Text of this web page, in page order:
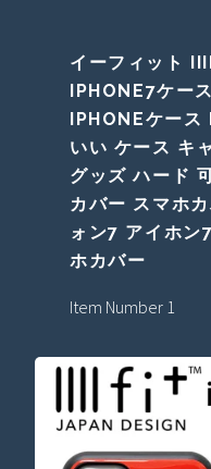
イーフィット
IPHONE7ケー
IPHONEケース
いい ケース キ
グッズ ハード
カバー スマホ
ォン7 アイホン
ホカバー
Item Number 1